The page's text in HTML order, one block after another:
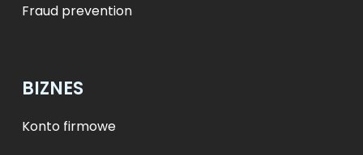
Fraud prevention
BIZNES
Konto firmowe